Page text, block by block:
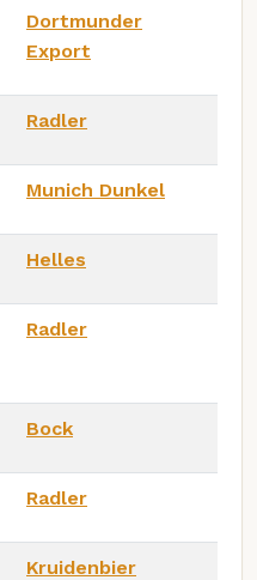
Dortmunder
Export
Radler
Munich Dunkel
Helles
Radler
Bock
Radler
Kruidenbier